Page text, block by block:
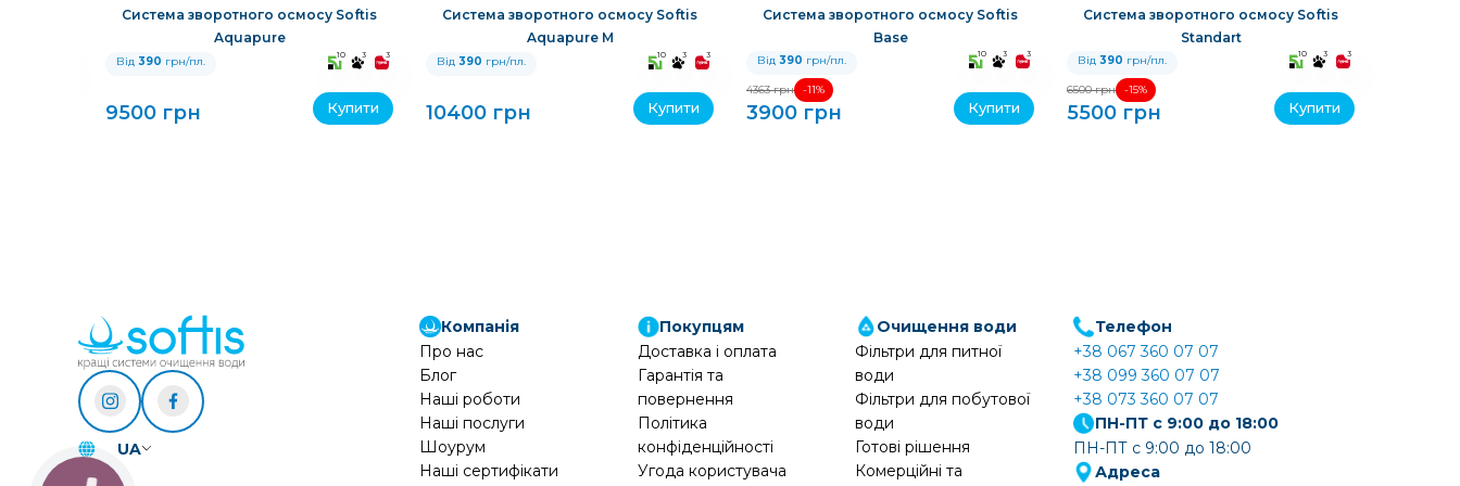
Система зворотного осмосу Softis
Aquapure
Від 390 грн/пл. 10 3 3
9500 грн Купити
Система зворотного осмосу Softis
Aquapure M
Від 390 грн/пл. 10 3 3
10400 грн Купити
Система зворотного осмосу Softis
Base
Від 390 грн/пл. 10 3 3
4363 грн -11%
3900 грн Купити
Система зворотного осмосу Softis
Standart
Від 390 грн/пл. 10 3 3
6500 грн -15%
5500 грн Купити
UA
Компанія
Про нас
Блог
Наші роботи
Наші послуги
Шоурум
Наші сертифікати
Покупцям
Доставка і оплата
Гарантія та
повернення
Політика
конфіденційності
Угода користувача
Очищення води
Фільтри для питної
води
Фільтри для побутової
води
Готові рішення
Комерційні та
Телефон
+38 067 360 07 07
+38 099 360 07 07
+38 073 360 07 07
ПН-ПТ с 9:00 до 18:00
ПН-ПТ с 9:00 до 18:00
Адреса